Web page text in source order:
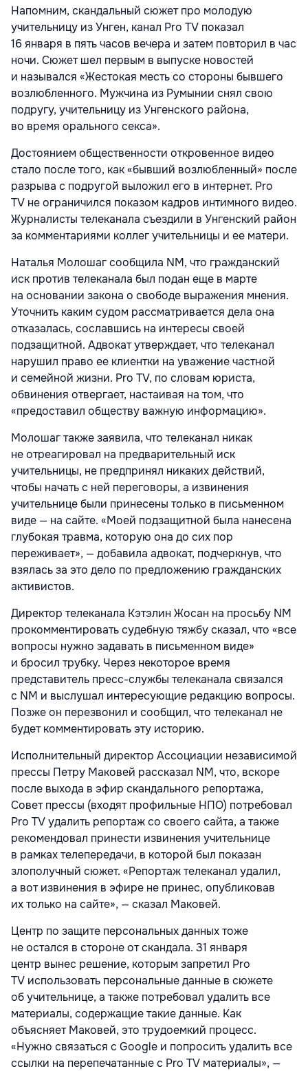
Напомним, скандальный сюжет про молодую
учительницу из Унген, канал Pro TV показал
16 января в пять часов вечера и затем повторил в час
ночи. Сюжет шел первым в выпуске новостей
и назывался «Жестокая месть со стороны бывшего
возлюбленного. Мужчина из Румынии снял свою
подругу, учительницу из Унгенского района,
во время орального секса».
Достоянием общественности откровенное видео
стало после того, как «бывший возлюбленный» после
разрыва с подругой выложил его в интернет. Pro
TV не ограничился показом кадров интимного видео.
Журналисты телеканала съездили в Унгенский район
за комментариями коллег учительницы и ее матери.
Наталья Молошаг сообщила NM, что гражданский
иск против телеканала был подан еще в марте
на основании закона о свободе выражения мнения.
Уточнить каким судом рассматривается дела она
отказалась, сославшись на интересы своей
подзащитной. Адвокат утверждает, что телеканал
нарушил право ее клиентки на уважение частной
и семейной жизни. Pro TV, по словам юриста,
обвинения отвергает, настаивая на том, что
«предоставил обществу важную информацию».
Молошаг также заявила, что телеканал никак
не отреагировал на предварительный иск
учительницы, не предпринял никаких действий,
чтобы начать с ней переговоры, а извинения
учительнице были принесены только в письменном
виде — на сайте. «Моей подзащитной была нанесена
глубокая травма, которую она до сих пор
переживает», — добавила адвокат, подчеркнув, что
взялась за это дело по предложению гражданских
активистов.
Директор телеканала Кэтэлин Жосан на просьбу NM
прокомментировать судебную тяжбу сказал, что «все
вопросы нужно задавать в письменном виде»
и бросил трубку. Через некоторое время
представитель пресс-службы телеканала связался
с NM и выслушал интересующие редакцию вопросы.
Позже он перезвонил и сообщил, что телеканал не
будет комментировать эту историю.
Исполнительный директор Ассоциации независимой
прессы Петру Маковей рассказал NM, что, вскоре
после выхода в эфир скандального репортажа,
Совет прессы (входят профильные НПО) потребовал
Pro TV удалить репортаж со своего сайта, а также
рекомендовал принести извинения учительнице
в рамках телепередачи, в которой был показан
злополучный сюжет. «Репортаж телеканал удалил,
а вот извинения в эфире не принес, опубликовав
их только на сайте», — сказал Маковей.
Центр по защите персональных данных тоже
не остался в стороне от скандала. 31 января
центр вынес решение, которым запретил Pro
TV использовать персональные данные в сюжете
об учительнице, а также потребовал удалить все
материалы, содержащие такие данные. Как
объясняет Маковей, это трудоемкий процесс.
«Нужно связаться с Google и попросить удалить все
ссылки на перепечатанные с Pro TV материалы», —